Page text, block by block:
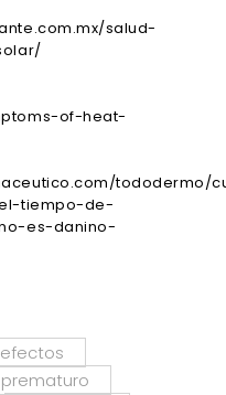
salud-
of-heat-
tododermo/
tiempo-de-
es-danino-
efectos